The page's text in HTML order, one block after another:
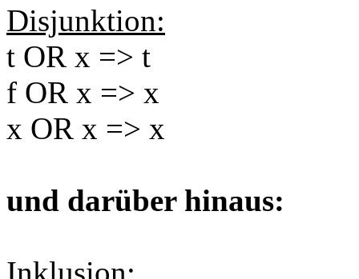
Disjunktion:
t OR x => t
f OR x => x
x OR x => x
und darüber hinaus:
Inklusion: